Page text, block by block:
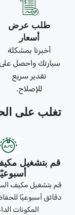
طلب عرض
أسعار
أخبرنا بمشكلة
سيارتك واحصل
تقدير سريع
للإصلاح.
تغلب على
قم بتشغيل
دقائق أسبوعيًا
المكونات